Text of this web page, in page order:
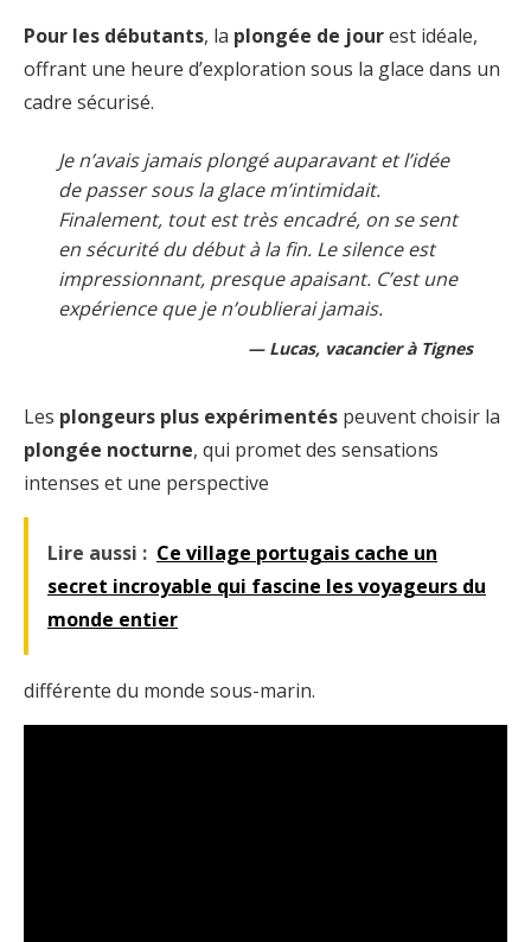
Pour les débutants, la plongée de jourest idéale,
offrant une heure d’exploration sous la glace dans un
cadre sécurisé.
Je n’avais jamais plongé auparavant et l’idée
de passer sous la glace m’intimidait.
Finalement, tout est très encadré, on se sent
en sécurité du début à la fin. Le silence est
impressionnant, presque apaisant. C’est une
expérience que je n’oublierai jamais.
Lucas, vacancier à Tignes
Les plongeurs plus expérimentés peuvent choisir la
plongée nocturne, qui promet des sensations
intenses et une perspective
Lire aussi : Ce village portugais cache un
secret incroyable qui fascine les voyageurs du
monde entier
différente du monde sous-marin.